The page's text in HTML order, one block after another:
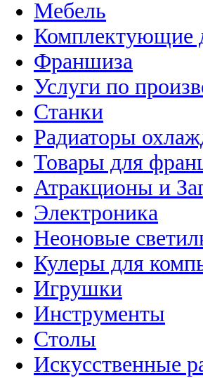
Мебель
Комплектующие
Франшиза
Услуги по
Станки
Радиаторы
Товары для
Атракционы и
Электроника
Неоновые
Кулеры для
Игрушки
Инструменты
Столы
Искусственные